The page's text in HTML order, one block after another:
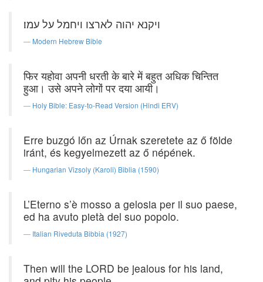
ויקנא יהוה לארצו ויחמל על עמו׃
Modern Hebrew Bible
फिर यहोवा अपनी धरती के बारे में बहुत अधिक चिन्तित
हुआ। उसे अपने लोगों पर दया आयी।
Holy Bible: Easy-to-Read Version (Hindi ERV)
Erre buzgó lőn az Úrnak szeretete az ő földe
iránt, és kegyelmezett az ő népének.
Hungarian Vizsoly (Karoli) Biblia (1590)
L’Eterno s’è mosso a gelosia per il suo paese,
ed ha avuto pietà del suo popolo.
Italian Riveduta Bibbia (1927)
Then will the LORD be jealous for his land,